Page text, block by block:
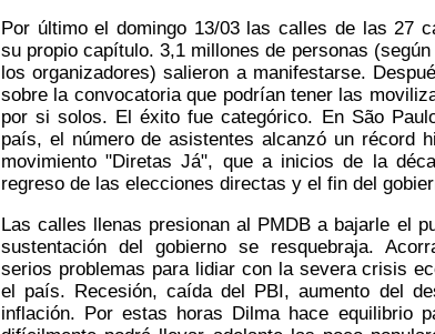
Por último el domingo 13/03 las calles de las 27
su propio capítulo. 3,1 millones de personas
los organizadores) salieron a manifestarse.
sobre la convocatoria que podrían tener las
por si solos. El éxito fue categórico. En São
país, el número de asistentes alcanzó un récord
movimiento "Diretas Já", que a inicios de la
regreso de las elecciones directas y el fin del
Las calles llenas presionan al PMDB a bajarle el
sustentación del gobierno se resquebraja.
serios problemas para lidiar con la severa crisis
el país. Recesión, caída del PBI, aumento del
inflación. Por estas horas Dilma hace equilibrio